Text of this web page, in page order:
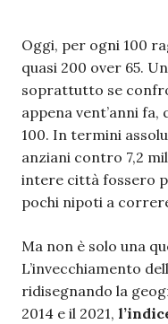
Oggi, per ogni 100
quasi 200 over 65.
soprattutto se
appena vent’anni
100. In termini
anziani contro 7,2
intere città fossero
pochi nipoti a
Ma non è solo una
L’invecchiamento
ridisegnando la
2014 e il 2021,